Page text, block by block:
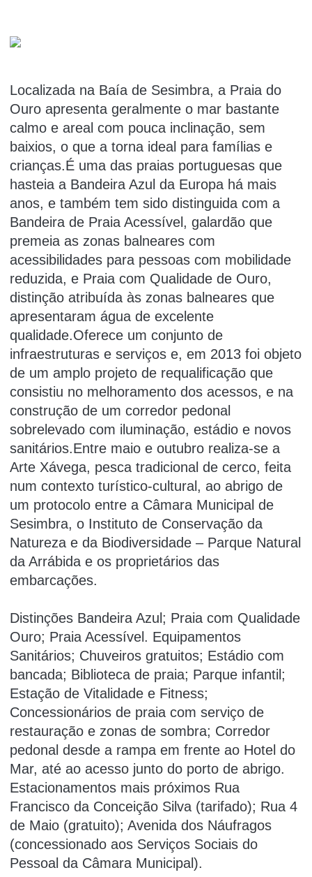
Localizada na Baía de Sesimbra, a Praia do
Ouro apresenta geralmente o mar bastante
calmo e areal com pouca inclinação, sem
baixios, o que a torna ideal para famílias e
crianças.É uma das praias portuguesas que
hasteia a Bandeira Azul da Europa há mais
anos, e também tem sido distinguida com a
Bandeira de Praia Acessível, galardão que
premeia as zonas balneares com
acessibilidades para pessoas com mobilidade
reduzida, e Praia com Qualidade de Ouro,
distinção atribuída às zonas balneares que
apresentaram água de excelente
qualidade.Oferece um conjunto de
infraestruturas e serviços e, em 2013 foi objeto
de um amplo projeto de requalificação que
consistiu no melhoramento dos acessos, e na
construção de um corredor pedonal
sobrelevado com iluminação, estádio e novos
sanitários.Entre maio e outubro realiza-se a
Arte Xávega, pesca tradicional de cerco, feita
num contexto turístico-cultural, ao abrigo de
um protocolo entre a Câmara Municipal de
Sesimbra, o Instituto de Conservação da
Natureza e da Biodiversidade – Parque Natural
da Arrábida e os proprietários das
embarcações.
Distinções Bandeira Azul; Praia com Qualidade
Ouro; Praia Acessível. Equipamentos
Sanitários; Chuveiros gratuitos; Estádio com
bancada; Biblioteca de praia; Parque infantil;
Estação de Vitalidade e Fitness;
Concessionários de praia com serviço de
restauração e zonas de sombra; Corredor
pedonal desde a rampa em frente ao Hotel do
Mar, até ao acesso junto do porto de abrigo.
Estacionamentos mais próximos Rua
Francisco da Conceição Silva (tarifado); Rua 4
de Maio (gratuito); Avenida dos Náufragos
(concessionado aos Serviços Sociais do
Pessoal da Câmara Municipal).